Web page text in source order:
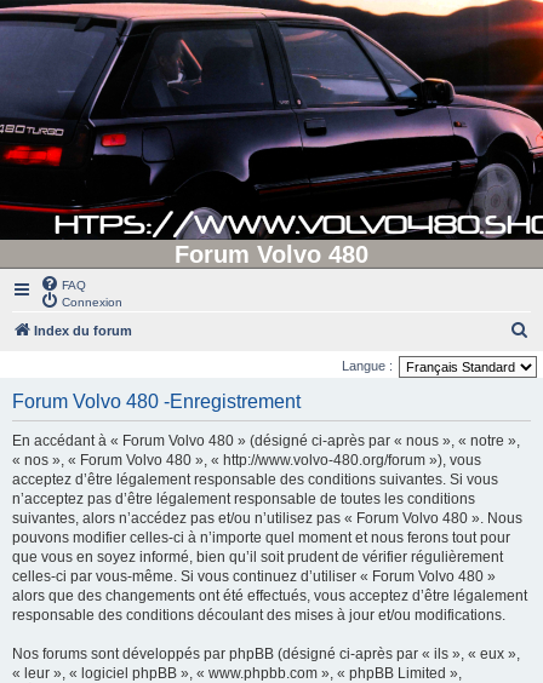
Forum Volvo 480
FAQ
Connexion
Index du forum
e
Langue :
Forum Volvo 480 -Enregistrement
En accédant à « Forum Volvo 480 » (désigné ci-après par « nous », « notre »,
« nos », « Forum Volvo 480 », « http://www.volvo-480.org/forum »), vous
acceptez d’être légalement responsable des conditions suivantes. Si vous
n’acceptez pas d’être légalement responsable de toutes les conditions
suivantes, alors n’accédez pas et/ou n’utilisez pas « Forum Volvo 480 ». Nous
pouvons modifier celles-ci à n’importe quel moment et nous ferons tout pour
que vous en soyez informé, bien qu’il soit prudent de vérifier régulièrement
celles-ci par vous-même. Si vous continuez d’utiliser « Forum Volvo 480 »
alors que des changements ont été effectués, vous acceptez d’être légalement
responsable des conditions découlant des mises à jour et/ou modifications.
Nos forums sont développés par phpBB (désigné ci-après par « ils », « eux »,
« leur », « logiciel phpBB », « www.phpbb.com », « phpBB Limited »,